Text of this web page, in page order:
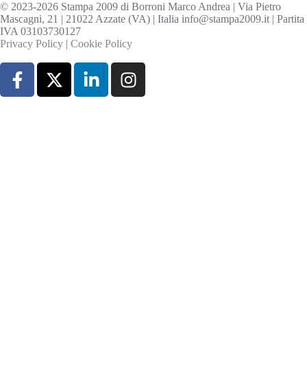
© 2023-2026 Stampa 2009 di Borroni Marco Andrea | Via Pietro
Mascagni, 21 | 21022 Azzate (VA) | Italia info@stampa2009.it | Partita
IVA 03103730127
Privacy Policy | Cookie Policy